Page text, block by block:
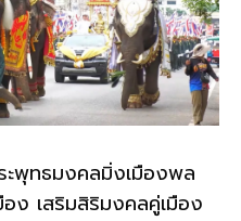
พุทธมงคลมิ่งเมืองพล
ง เสริมสิริมงคลคู่เมือง